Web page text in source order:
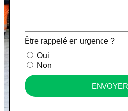
Être rappelé en urgence ?
Oui
Non
ENVOYER